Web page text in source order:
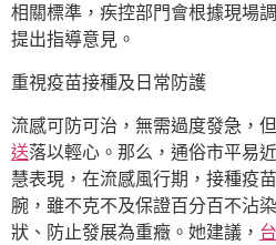
相關標準，疾控部門會根據現場
提出指導意見。
重視疫苗接種及日常防護
流感可防可治，無需過度發急，
送落以輕心。那么，通俗市平易
慧表現，在流感風行期，接種疫
腕，雖不克不及保證百分百不沾
狀、防止發展為重癥。她建議，